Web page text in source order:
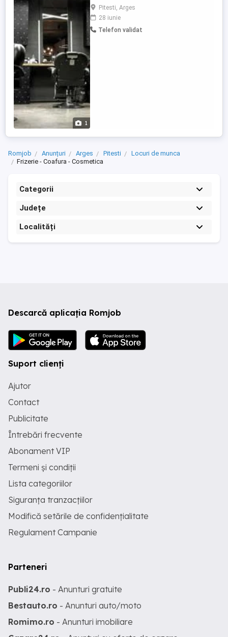
1
asigurat de firma; - Salon dotat cu
echipament performant; - Mediu de lucru
placut, echipa prietenoasa; Cerinte:
Experienta in domeniu; Calificarea in
Pitesti, Arges
28 iunie
Telefon validat
Romjob Anunțuri Arges Pitesti
Locuri de munca
Frizerie - Coafura - Cosmetica
Categorii
Județe
Localități
Descarcă aplicația Romjob
Suport clienți
Ajutor
Contact
Publicitate
Întrebări frecvente
Abonament VIP
Termeni și condiții
Lista categoriilor
Siguranța tranzacțiilor
Modifică setările de confidențialitate
Regulament Campanie
Parteneri
Publi24.ro - Anunturi gratuite
Bestauto.ro - Anunturi auto/moto
Romimo.ro - Anunturi imobiliare